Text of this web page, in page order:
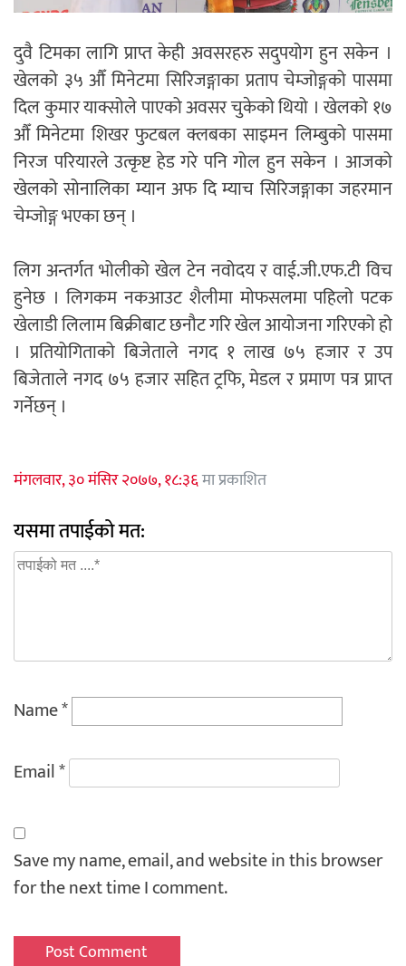
दुवै टिमका लागि प्राप्त केही अवसरहरु सदुपयोग हुन सकेन ।
खेलको ३५ औँ मिनेटमा सिरिजङ्गाका प्रताप चेम्जोङ्गको पासमा
दिल कुमार याक्सोले पाएको अवसर चुकेको थियो । खेलको १७
औँ मिनेटमा शिखर फुटबल क्लबका साइमन लिम्बुको पासमा
निरज परियारले उत्कृष्ट हेड गरे पनि गोल हुन सकेन । आजको
खेलको सोनालिका म्यान अफ दि म्याच सिरिजङ्गाका जहरमान
चेम्जोङ्ग भएका छन् ।
लिग अन्तर्गत भोलीको खेल टेन नवोदय र वाई.जी.एफ.टी विच
हुनेछ । लिगकम नकआउट शैलीमा मोफसलमा पहिलो पटक
खेलाडी लिलाम बिक्रीबाट छनौट गरि खेल आयोजना गरिएको हो
। प्रतियोगिताको बिजेताले नगद १ लाख ७५ हजार र उप
बिजेताले नगद ७५ हजार सहित ट्रफि, मेडल र प्रमाण पत्र प्राप्त
गर्नेछन् ।
मंगलवार, ३० मंसिर २०७७, १८:३६मा प्रकाशित
यसमा तपाईको मत:
Name*
Email*
Save my name, email, and website in this browser
for the next time I comment.